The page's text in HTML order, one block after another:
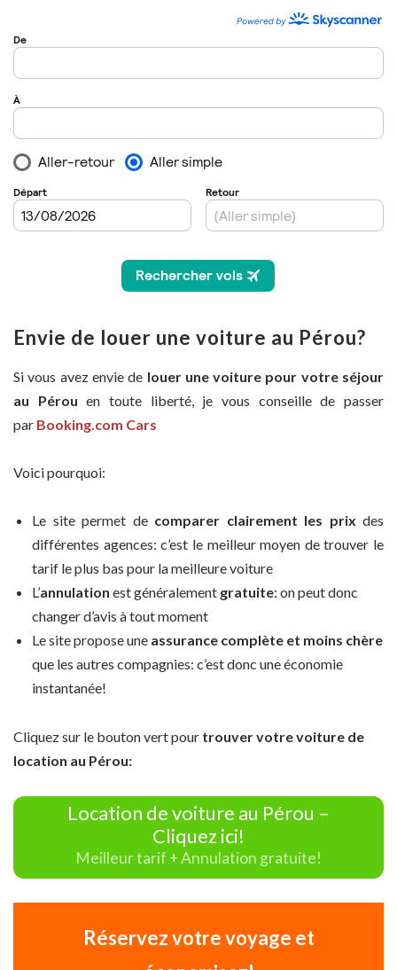
Envie de louer une voiture au Pérou?
Si vous avez envie de louer une voiture pour votre séjour
au Pérouen toute liberté, je vous conseille de passer
par Booking.com Cars
Voici pourquoi:
Le site permet de comparer clairement les prix des
différentes agences: c’est le meilleur moyen de trouver le
tarif le plus bas pour la meilleure voiture
L’annulation est généralement gratuite: on peut donc
changer d’avis à tout moment
Le site propose une assurance complète et moins chère
que les autres compagnies: c’est donc une économie
instantanée!
Cliquez sur le bouton vert pour trouver votre voiture de
location au Pérou:
Location de voiture au Pérou –
Cliquez ici!
Meilleur tarif + Annulation gratuite!
Réservez votre voyage et